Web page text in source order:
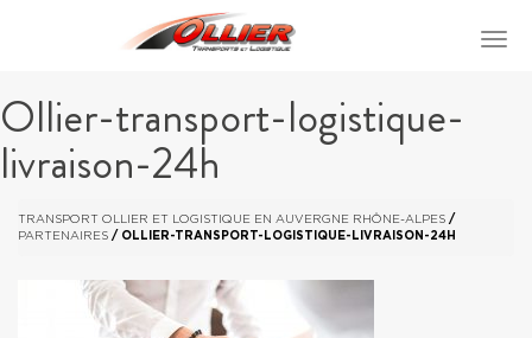
Ollier-transport-logistique-
livraison-24h
TRANSPORT OLLIER ET LOGISTIQUE EN AUVERGNE RHÔNE-ALPES /
PARTENAIRES / OLLIER-TRANSPORT-LOGISTIQUE-LIVRAISON-24H